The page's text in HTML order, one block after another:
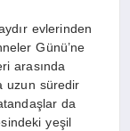
evlerinden
Günü’ne
arasında
uzun süredir
da
yeşil